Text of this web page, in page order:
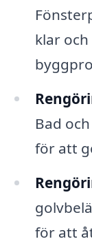
klar
Bad
för att
för att